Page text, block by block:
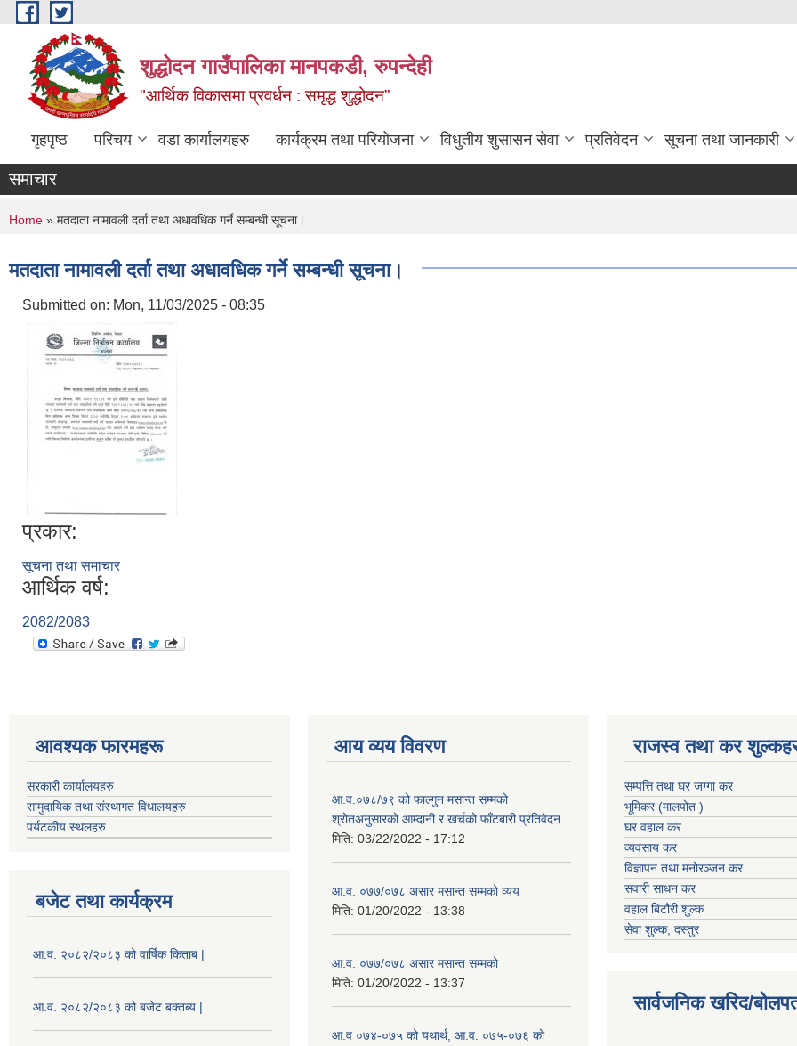
Skip to main content
शुद्धोदन गाउँपालिका मानपकडी, रुपन्देही
"आर्थिक विकासमा प्रवर्धन : समृद्ध शुद्धोदन”
गृहपृष्ठ परिचय वडा कार्यालयहरु कार्यक्रम तथा परियोजना विधुतीय शुसासन सेवा प्रतिवेदन सूचना तथा जानकारी
समाचार
You are here
Home » मतदाता नामावली दर्ता तथा अधावधिक गर्ने सम्बन्धी सूचना।
मतदाता नामावली दर्ता तथा अधावधिक गर्ने सम्बन्धी सूचना।
Submitted on: Mon, 11/03/2025 - 08:35
प्रकार:
सूचना तथा समाचार
आर्थिक वर्ष:
2082/2083
आवश्यक फारमहरू
सरकारी कार्यालयहरु
सामुदायिक तथा संस्थागत विधालयहरु
पर्यटकीय स्थलहरु
बजेट तथा कार्यक्रम
आ.व. २०८२/२०८३ को वार्षिक किताब |
आ.व. २०८२/२०८३ को बजेट बक्तब्य |
आय व्यय विवरण
आ.व.०७८/७९ को फाल्गुन मसान्त सम्मको
श्रोतअनुसारको आम्दानी र खर्चको फाँटबारी प्रतिवेदन
मिति: 03/22/2022 - 17:12
आ.व. ०७७/०७८ असार मसान्त सम्मको व्यय
मिति: 01/20/2022 - 13:38
आ.व. ०७७/०७८ असार मसान्त सम्मको
मिति: 01/20/2022 - 13:37
आ.व ०७४-०७५ को यथार्थ, आ.व. ०७५-०७६ को
राजस्व तथा कर
सम्पत्ति तथा घर जग्गा कर
भूमिकर (मालपोत )
घर वहाल कर
व्यवसाय कर
विज्ञापन तथा मनोरञ्जन कर
सवारी साधन कर
वहाल बिटौरी शुल्क
सेवा शुल्क, दस्तुर
सार्वजनिक खरिद/